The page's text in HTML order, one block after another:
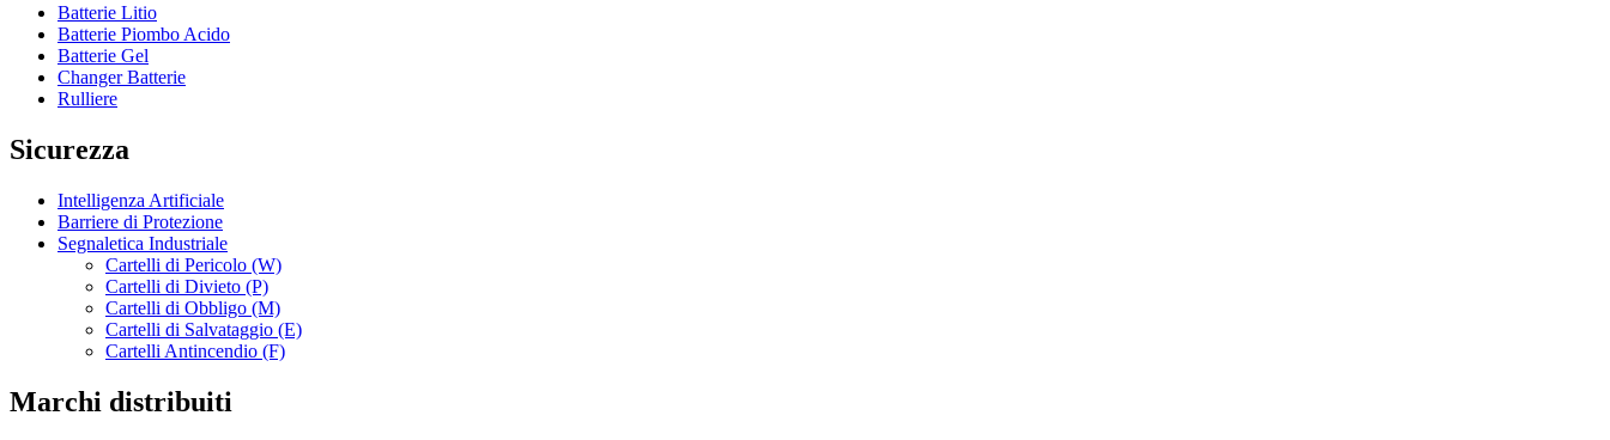
Batterie Litio
Batterie Piombo Acido
Batterie Gel
Changer Batterie
Rulliere
Sicurezza
Intelligenza Artificiale
Barriere di Protezione
Segnaletica Industriale
Cartelli di Pericolo (W)
Cartelli di Divieto (P)
Cartelli di Obbligo (M)
Cartelli di Salvataggio (E)
Cartelli Antincendio (F)
Marchi distribuiti